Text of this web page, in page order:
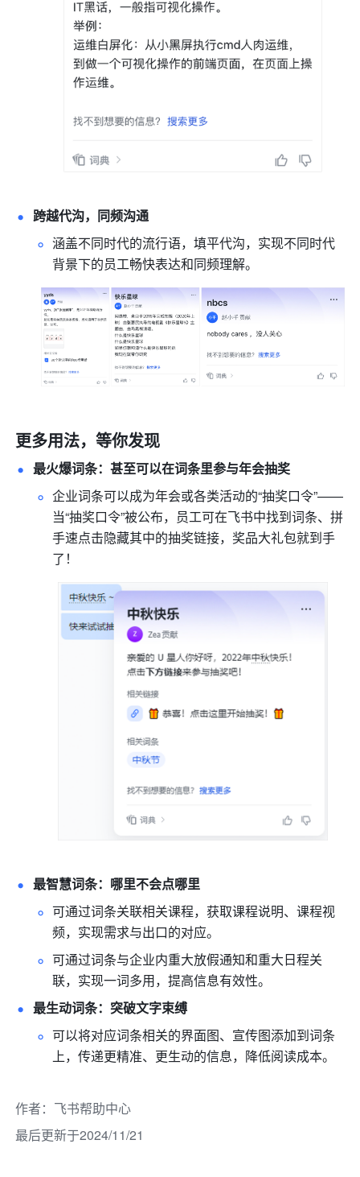
跨越代沟，同频沟通
涵盖不同时代的流行语，填平代沟，实现不同时代
背景下的员工畅快表达和同频理解。
更多用法，等你发现
最火爆词条：甚至可以在词条里参与年会抽奖
企业词条可以成为年会或各类活动的“抽奖口令”——
当“抽奖口令”被公布，员工可在飞书中找到词条、拼
手速点击隐藏其中的抽奖链接，奖品大礼包就到手
了！
最智慧词条：哪里不会点哪里
可通过词条关联相关课程，获取课程说明、课程视
频，实现需求与出口的对应。
可通过词条与企业内重大放假通知和重大日程关
联，实现一词多用，提高信息有效性。
最生动词条：突破文字束缚
可以将对应词条相关的界面图、宣传图添加到词条
上，传递更精准、更生动的信息，降低阅读成本。
作者： 飞书帮助中心
最后更新于2024/11/21